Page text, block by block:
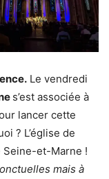
Le vendredi
s’est associée à
lancer cette
? L’église de
Seine-et-Marne !
mais à